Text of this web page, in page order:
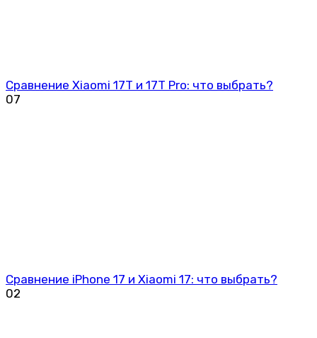
Сравнение Xiaomi 17T и 17T Pro: что выбрать?
07
Сравнение iPhone 17 и Xiaomi 17: что выбрать?
02